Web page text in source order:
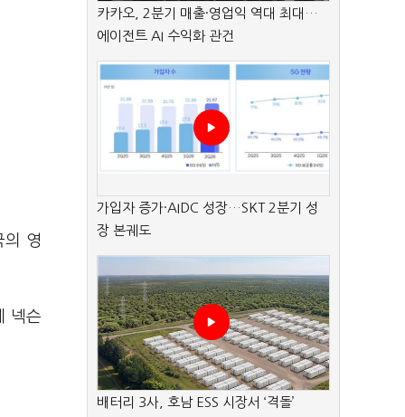
의 영
넥슨
카카오, 2분기 매출·영업익 역대 최대…
에이전트 AI 수익화 관건
가입자 증가·AIDC 성장…SKT 2분기 성
장 본궤도
배터리 3사, 호남 ESS 시장서 ‘격돌’